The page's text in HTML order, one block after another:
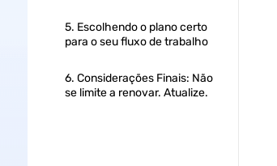
5. Escolhendo o plano certo
para o seu fluxo de trabalho
6. Considerações Finais: Não
se limite a renovar. Atualize.